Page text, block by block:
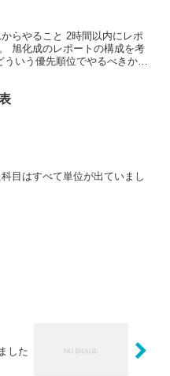
らやること 2時間以内にレポ
旭化成のレポートの構成を考
いう優先順位でやるべきか。
目はすべて単位が出ていまし
した